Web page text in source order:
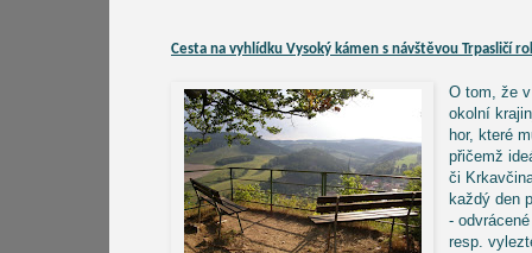
Cesta na vyhlídku Vysoký kámen s návštěvou Trpasličí
O tom, že
okolní
hor, které
přičemž
či
každý den
-
resp.